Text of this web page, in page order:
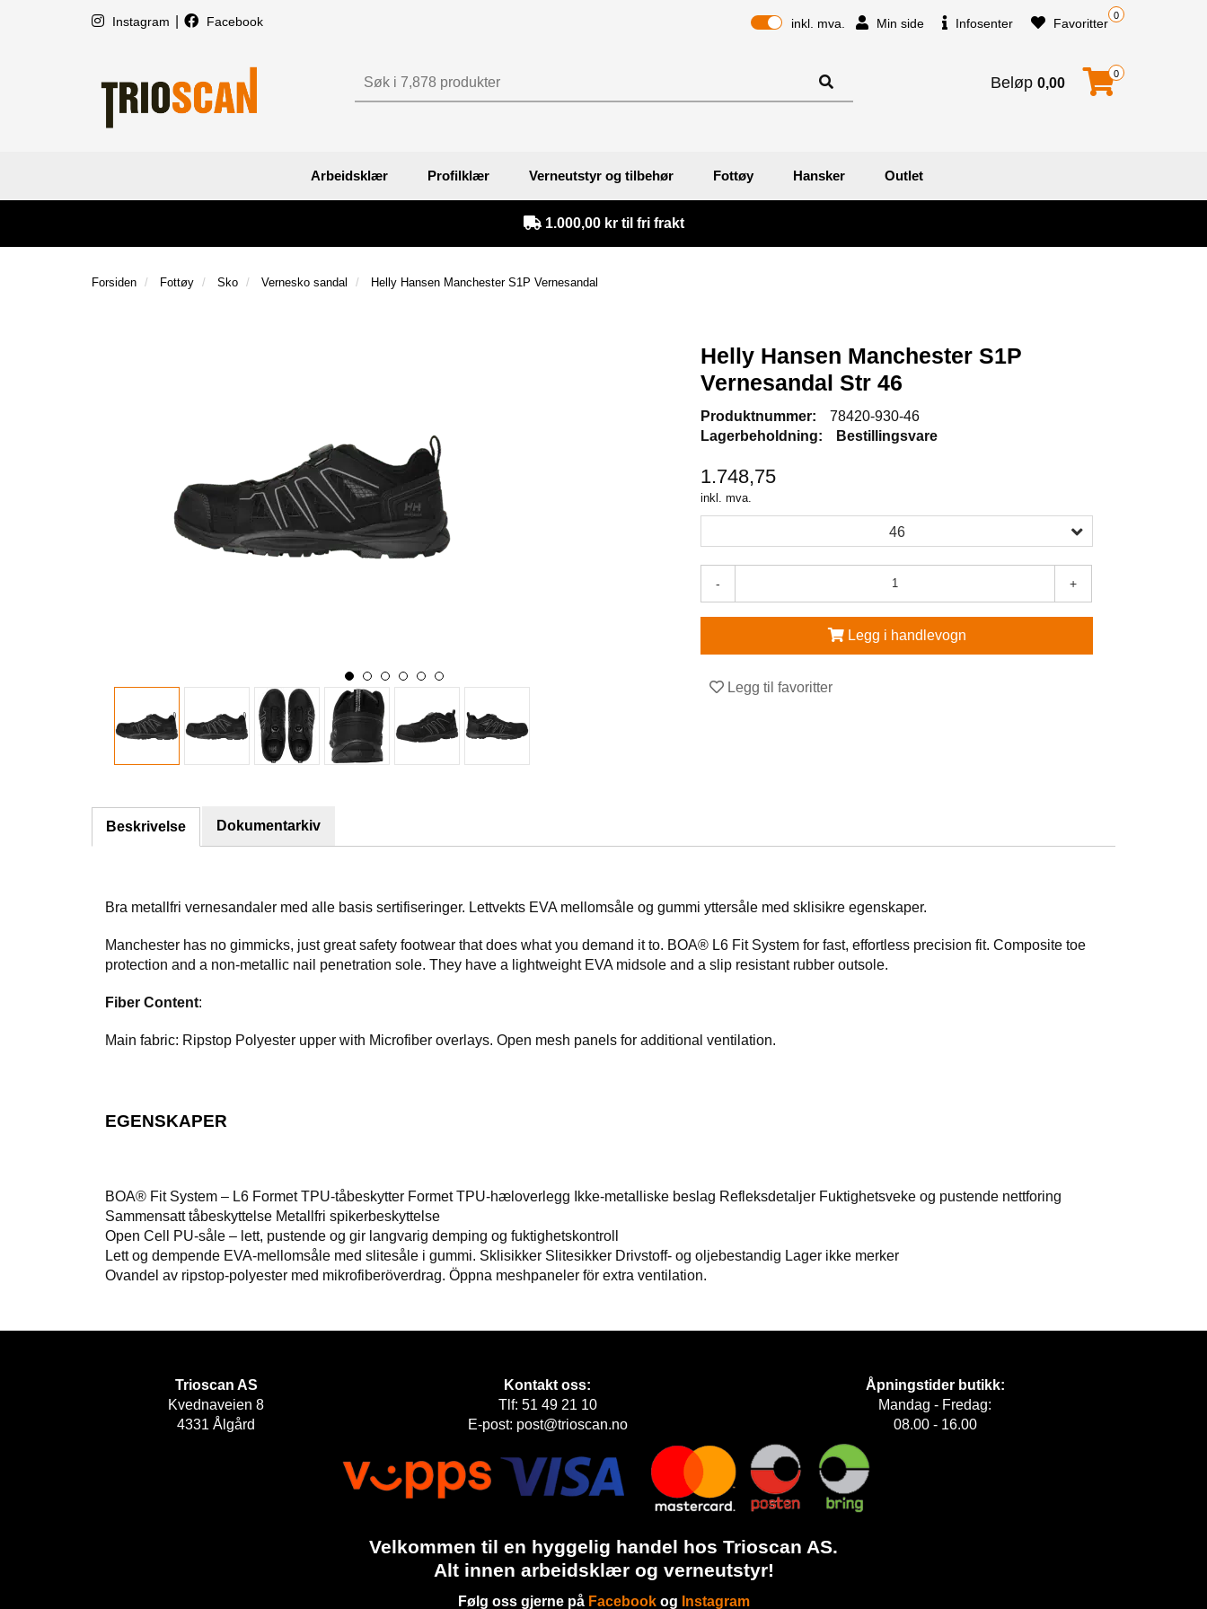
Instagram Facebook inkl. mva. Min side Infosenter
0
Favoritter
Beløp 0,00
0
Arbeidsklær Profilklær Verneutstyr og tilbehør Fottøy Hansker Outlet
1.000,00 kr til fri frakt
Forsiden Fottøy Sko Vernesko sandal Helly Hansen Manchester S1P Vernesandal
Helly Hansen Manchester S1P
Vernesandal Str 46
Produktnummer:
78420-930-46
Lagerbeholdning:
Bestillingsvare
1.748,75
inkl. mva.
46
- +
Legg i handlevogn
Legg til favoritter
Beskrivelse Dokumentarkiv
Bra metallfri vernesandaler med alle basis sertifiseringer. Lettvekts EVA mellomsåle og gummi yttersåle med sklisikre egenskaper.
Manchester has no gimmicks, just great safety footwear that does what you demand it to. BOA® L6 Fit System for fast, effortless precision fit. Composite toe
protection and a non-metallic nail penetration sole. They have a lightweight EVA midsole and a slip resistant rubber outsole.
Fiber Content:
Main fabric: Ripstop Polyester upper with Microfiber overlays. Open mesh panels for additional ventilation.
EGENSKAPER
BOA® Fit System – L6 Formet TPU-tåbeskytter Formet TPU-hæloverlegg Ikke-metalliske beslag Refleksdetaljer Fuktighetsveke og pustende nettforing
Sammensatt tåbeskyttelse Metallfri spikerbeskyttelse
Open Cell PU-såle – lett, pustende og gir langvarig demping og fuktighetskontroll
Lett og dempende EVA-mellomsåle med slitesåle i gummi. Sklisikker Slitesikker Drivstoff- og oljebestandig Lager ikke merker
Ovandel av ripstop-polyester med mikrofiberöverdrag. Öppna meshpaneler för extra ventilation.
Trioscan AS
Kvednaveien 8
4331 Ålgård
Kontakt oss:
Tlf: 51 49 21 10
E-post: post@trioscan.no
Åpningstider butikk:
Mandag - Fredag:
08.00 - 16.00
Velkommen til en hyggelig handel hos Trioscan AS.
Alt innen arbeidsklær og verneutstyr!
Følg oss gjerne på Facebookog Instagram